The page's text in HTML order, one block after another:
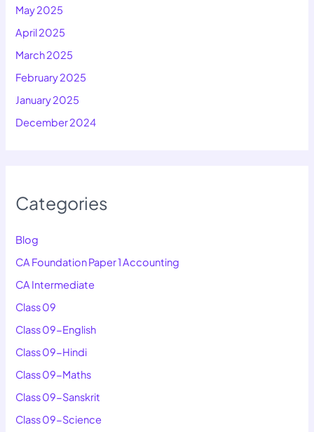
May 2025
April 2025
March 2025
February 2025
January 2025
December 2024
Categories
Blog
CA Foundation Paper 1 Accounting
CA Intermediate
Class 09
Class 09-English
Class 09-Hindi
Class 09-Maths
Class 09-Sanskrit
Class 09-Science